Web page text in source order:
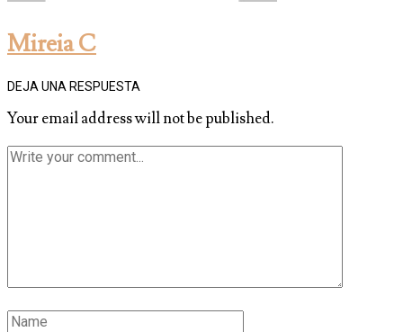
Mireia C
DEJA UNA RESPUESTA
Your email address will not be published.